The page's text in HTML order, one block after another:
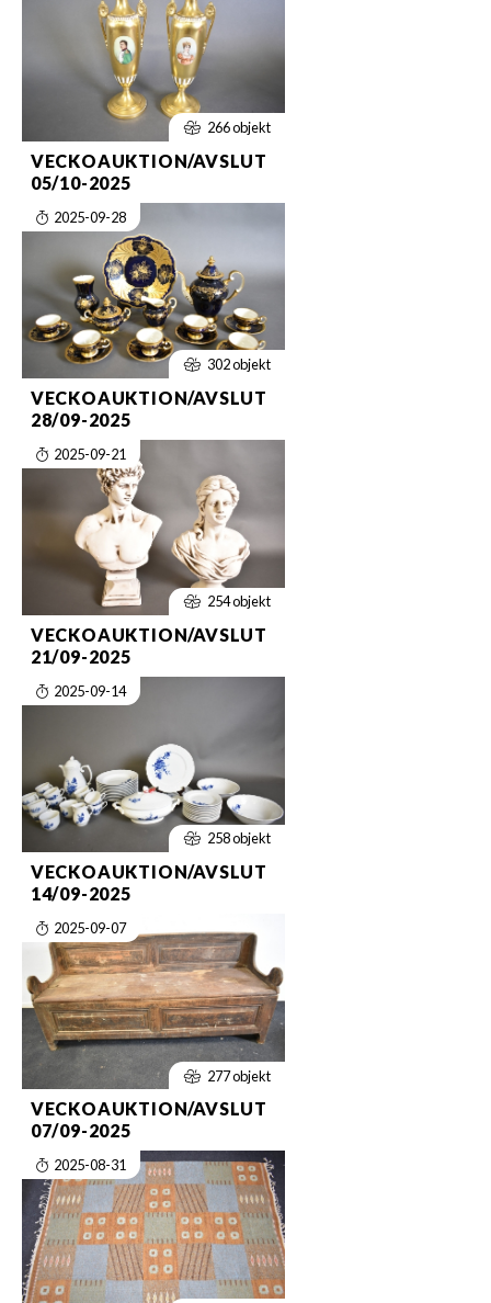
266 objekt
VECKOAUKTION/AVSLUT
05/10-2025
2025-09-28
302 objekt
VECKOAUKTION/AVSLUT
28/09-2025
2025-09-21
254 objekt
VECKOAUKTION/AVSLUT
21/09-2025
2025-09-14
258 objekt
VECKOAUKTION/AVSLUT
14/09-2025
2025-09-07
277 objekt
VECKOAUKTION/AVSLUT
07/09-2025
2025-08-31